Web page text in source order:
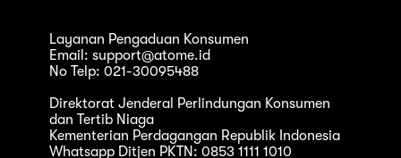
Layanan Pengaduan Konsumen
Email: support@atome.id
No Telp: 021-30095488
Direktorat Jenderal Perlindungan Konsumen
dan Tertib Niaga
Kementerian Perdagangan Republik Indonesia
Whatsapp Ditjen PKTN: 0853 1111 1010